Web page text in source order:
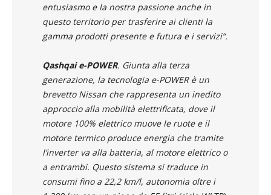
entusiasmo e la nostra passione anche in
questo territorio per trasferire ai clienti la
gamma prodotti presente e futura e i servizi“.
Qashqai e-POWER. Giunta alla terza
generazione, la tecnologia e-POWER è un
brevetto Nissan che rappresenta un inedito
approccio alla mobilità elettrificata, dove il
motore 100% elettrico muove le ruote e il
motore termico produce energia che tramite
l’inverter va alla batteria, al motore elettrico o
a entrambi. Questo sistema si traduce in
consumi fino a 22,2 km/l, autonomia oltre i